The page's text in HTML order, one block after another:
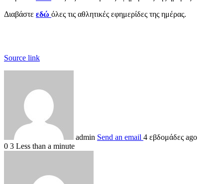
Διαβάστε εδώ όλες τις αθλητικές εφημερίδες της ημέρας.
Source link
admin Send an email 4 εβδομάδες ago
0 3 Less than a minute